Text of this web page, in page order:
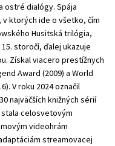
ostré dialógy. Spája
ktorých ide o všetko, čím
Husitská trilógia,
storočí, ďalej ukazuje
Získal viacero prestížnych
Award (2009) a World
V roku 2024 označil
najväčších knižných sérií
celosvetovým
videohrám
streamovacej